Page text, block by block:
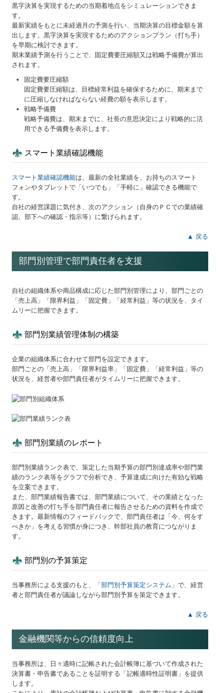
黒字決算を実現するための当期着地点をシミュレーションできま
す。
最新実績をもとに未経過月の予測を行い、当期決算の目標金額を算
出します。黒字決算を実現するためのアクションプラン（打ち手）
を早期に検討できます。
期末業績予測を行うことで、固定費要圧縮額又は戦略予備費が算出
されます。
固定費要圧縮額
固定費要圧縮額は、目標経常利益を確保するために、期末まで
に圧縮しなければならない経費の額を表示します。
戦略予備費
戦略予備費は、期末までに、社長の意思決定により戦略的に活
用できる予備費を表示します。
スマート業績確認機能
スマート業績確認機能は、最新の全社業績を、お持ちのスマート
フォンやタブレットで「いつでも」「手軽に」確認できる機能で
す。
自社の経営課題に気付き、次のアクション（自身のＰＣでの業績確
認、部下への確認・指示等）に繋げられます。
▲ 戻る
部門別管理で部門責任者を支援
自社の組織体系や商品構成に応じた部門別管理により、部門ごとの
「売上高」「限界利益」「固定費」「経常利益」等の状況を、タイ
ムリーに把握できます。
部門別業績管理体制の構築
企業の組織体系に合わせて部門を設定できます。
部門ごとの「売上高」「限界利益率」「固定費」「経常利益」等の
状況を、経営者や部門責任者がタイムリーに把握できます。
部門別業績のレポート
部門別業績ランク表で、策定した当期予算の部門別達成率や部門業
績のランク表等をグラフで分析でき、予算達成に向けた有効な戦略
を立案できます。
また、部門業績報告書では、部門業績について、その業績となった
原因と改善の打ち手を部門責任者に報告させるための資料を作成で
きます。最新情報のフィードバックで、部門責任者は「今、何をす
べきか」を考える習慣が身につき、幹部社員の教育につながりま
す。
部門別の予算策定
当事務所による支援のもと、「部門別予算策定システム 」で、経営
者と部門責任者が議論しながら部門別予算を策定できます。
▲ 戻る
金融機関等からの信頼度向上
当事務所は、日々適時に記帳された会計帳簿に基づいて作成された
決算書・申告書であることを証明する「記帳適時性証明書」を提供
します。